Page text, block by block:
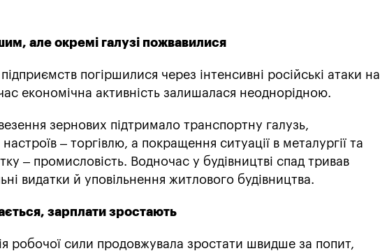
але окремі галузі пожвавилися
підприємств погіршилися через інтенсивні російські атаки на
економічна активність залишалася неоднорідною.
зернових підтримало транспортну галузь,
– торгівлю, а покращення ситуації в металургії та
– промисловість. Водночас у будівництві спад тривав
видатки й уповільнення житлового будівництва.
зарплати зростають
робочої сили продовжувала зростати швидше за попит,